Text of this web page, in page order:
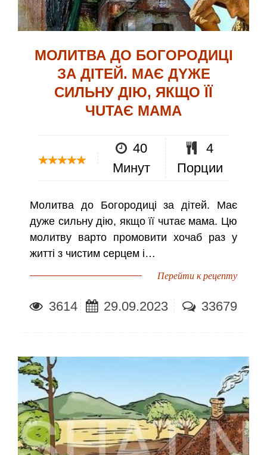
МОЛИТВА ДО БОГОРОДИЦІ
ЗА ДІТЕЙ. МAЄ ДYЖЕ
CИЛЬНУ ДIЮ, ЯКЩО ЇЇ
ЧUТАЄ МAМА
40
Минут
4
Порции
Молитва до Богородиці за дітей. Мaє
дyже cильну дiю, якщо її чuтає мaма. Цю
молитву варто промовити хочаб раз у
житті з чистим сеpцем і…
Перейти к рецепту
3614 29.09.2023 33679